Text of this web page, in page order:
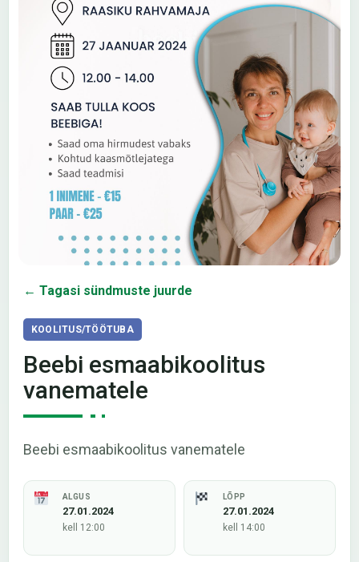
← Tagasi sündmuste juurde
KOOLITUS/TÖÖTUBA
Beebi esmaabikoolitus
vanematele
Beebi esmaabikoolitus vanematele
ALGUS
27.01.2024
kell 12:00
LÕPP
27.01.2024
kell 14:00